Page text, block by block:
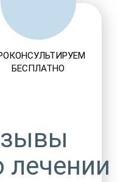
БЕСПЛАТНО
лечении